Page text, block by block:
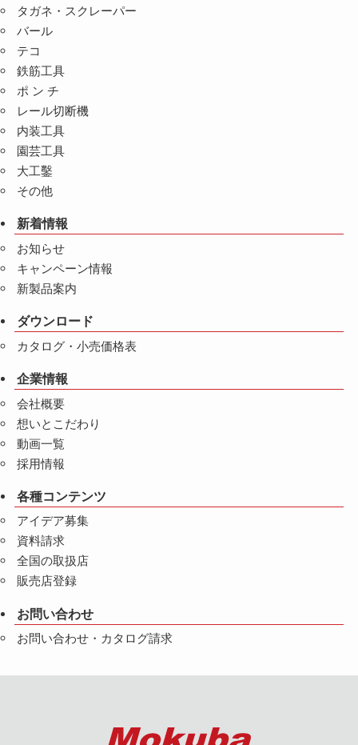
タガネ・スクレーパー
バール
テコ
鉄筋工具
ポ ン チ
レール切断機
内装工具
園芸工具
大工鑿
その他
新着情報
お知らせ
キャンペーン情報
新製品案内
ダウンロード
カタログ・小売価格表
企業情報
会社概要
想いとこだわり
動画一覧
採用情報
各種コンテンツ
アイデア募集
資料請求
全国の取扱店
販売店登録
お問い合わせ
お問い合わせ・カタログ請求